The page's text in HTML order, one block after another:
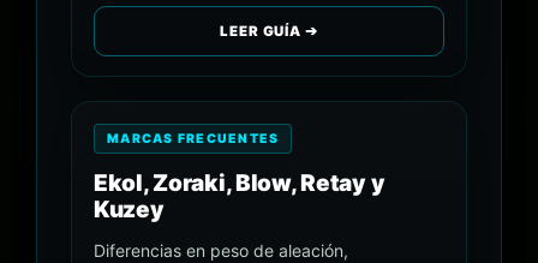
LEER GUÍA ➔
MARCAS FRECUENTES
Ekol, Zoraki, Blow, Retay y
Kuzey
Diferencias en peso de aleación,